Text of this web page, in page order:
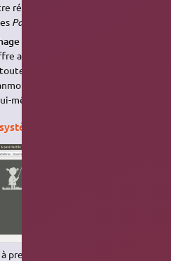
réactivé à l'aide de l'outil
Paramètres système
du bureau :
aussi un nouveau bouton
les fenêtres et afficher le
désactivé par défaut ;
même.
première vue. Une petite flèche